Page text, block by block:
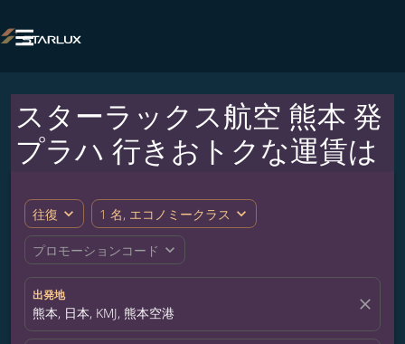

スターラックス航空 熊本 発
プラハ 行きおトクな運賃は
往復 expand_more 1 名, エコノミークラス expand_more
プロモーションコード expand_more
出発地
熊本, 日本, KMJ, 熊本空港 close